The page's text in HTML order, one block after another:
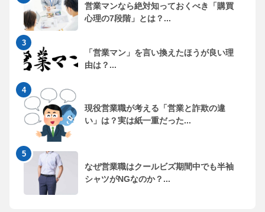
営業マンなら絶対知っておくべき「購買
心理の7段階」とは？...
「営業マン」を言い換えたほうが良い理
由は？...
現役営業職が考える「営業と詐欺の違
い」は？実は紙一重だった...
なぜ営業職はクールビズ期間中でも半袖
シャツがNGなのか？...